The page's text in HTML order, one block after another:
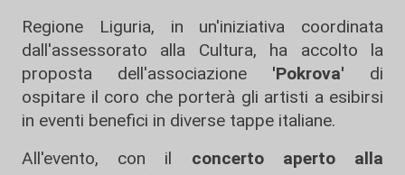
Regione Liguria, in un'iniziativa coordinata
dall'assessorato alla Cultura, ha accolto la
proposta dell'associazione 'Pokrova' di
ospitare il coro che porterà gli artisti a esibirsi
in eventi benefici in diverse tappe italiane.
All'evento, con il concerto aperto alla